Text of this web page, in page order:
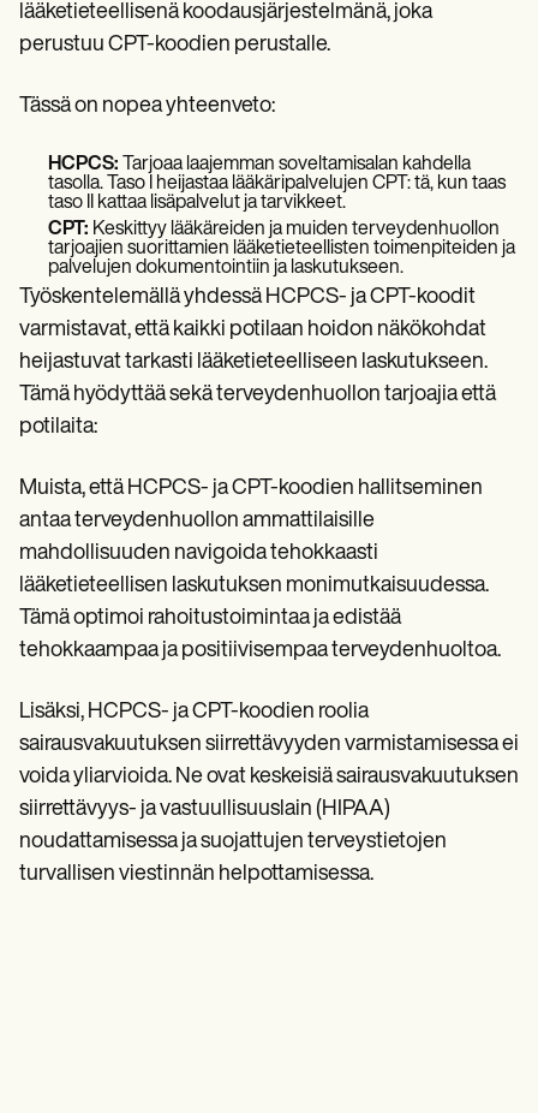
lääketieteellisenä koodausjärjestelmänä, joka
perustuu CPT-koodien perustalle.
Tässä on nopea yhteenveto:
HCPCS: Tarjoaa laajemman soveltamisalan kahdella
tasolla. Taso I heijastaa lääkäripalvelujen CPT: tä, kun taas
taso II kattaa lisäpalvelut ja tarvikkeet.
CPT: Keskittyy lääkäreiden ja muiden terveydenhuollon
tarjoajien suorittamien lääketieteellisten toimenpiteiden ja
palvelujen dokumentointiin ja laskutukseen.
Työskentelemällä yhdessä HCPCS- ja CPT-koodit
varmistavat, että kaikki potilaan hoidon näkökohdat
heijastuvat tarkasti lääketieteelliseen laskutukseen.
Tämä hyödyttää sekä terveydenhuollon tarjoajia että
potilaita:
Muista, että HCPCS- ja CPT-koodien hallitseminen
antaa terveydenhuollon ammattilaisille
mahdollisuuden navigoida tehokkaasti
lääketieteellisen laskutuksen monimutkaisuudessa.
Tämä optimoi rahoitustoimintaa ja edistää
tehokkaampaa ja positiivisempaa terveydenhuoltoa.
Lisäksi, HCPCS- ja CPT-koodien roolia
sairausvakuutuksen siirrettävyyden varmistamisessa ei
voida yliarvioida. Ne ovat keskeisiä sairausvakuutuksen
siirrettävyys- ja vastuullisuuslain (HIPAA)
noudattamisessa ja suojattujen terveystietojen
turvallisen viestinnän helpottamisessa.